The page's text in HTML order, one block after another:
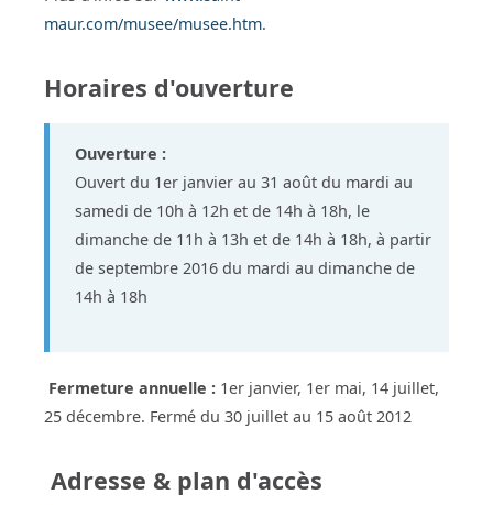
maur.com/musee/musee.htm.
Horaires d'ouverture
Ouverture :
Ouvert du 1er janvier au 31 août du mardi au
samedi de 10h à 12h et de 14h à 18h, le
dimanche de 11h à 13h et de 14h à 18h, à partir
de septembre 2016 du mardi au dimanche de
14h à 18h
Fermeture annuelle : 1er janvier, 1er mai, 14 juillet,
25 décembre. Fermé du 30 juillet au 15 août 2012
Adresse & plan d'accès